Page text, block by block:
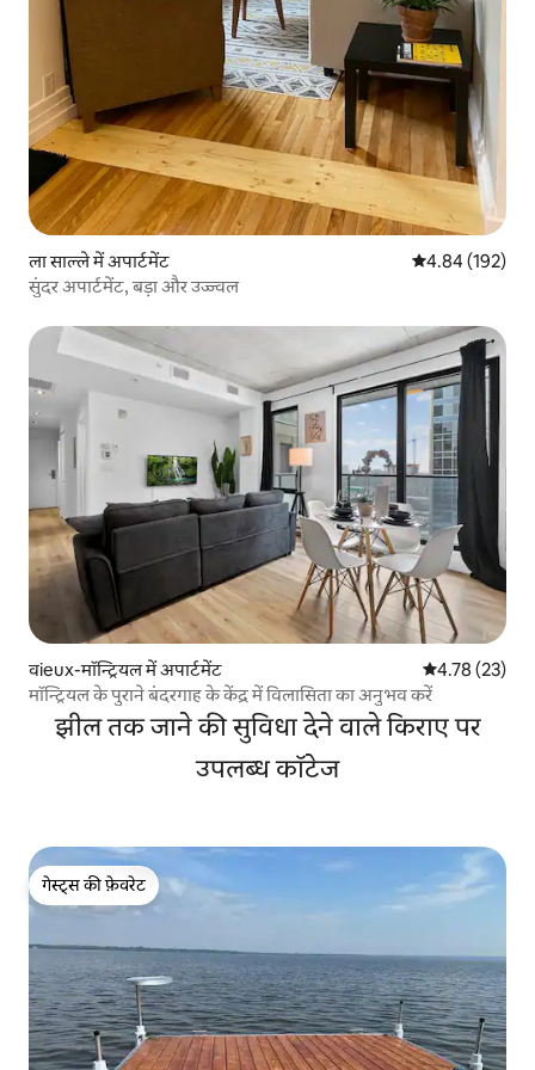
ला साल्ले में अपार्टमेंट औसत रेटिंग 5 में से
4.84 (192)
सुंदर अपार्टमेंट, बड़ा और उज्ज्वल
वieux-मॉन्ट्रियल में अपार्टमेंट औसत रेटिंग 5 में
4.78 (23)
मॉन्ट्रियल के पुराने बंदरगाह के केंद्र में विलासिता का अनुभव करें
झील तक जाने की सुविधा देने वाले किराए पर
उपलब्ध कॉटेज
गेस्ट्स की फ़ेवरेट
गेस्ट्स की फ़ेवरेट